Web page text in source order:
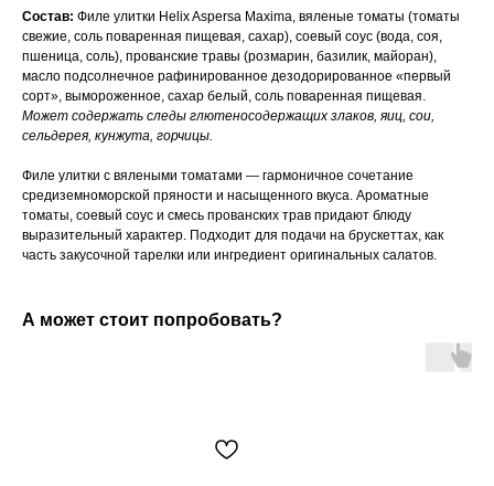
Состав: Филе улитки Helix Aspersa Maxima, вяленые томаты (томаты
свежие, соль поваренная пищевая, сахар), соевый соус (вода, соя,
пшеница, соль), прованские травы (розмарин, базилик, майоран),
масло подсолнечное рафинированное дезодорированное «первый
сорт», вымороженное, сахар белый, соль поваренная пищевая.
Может содержать следы глютеносодержащих злаков, яиц, сои,
сельдерея, кунжута, горчицы.
Филе улитки с вялеными томатами — гармоничное сочетание
средиземноморской пряности и насыщенного вкуса. Ароматные
томаты, соевый соус и смесь прованских трав придают блюду
выразительный характер. Подходит для подачи на брускеттах, как
часть закусочной тарелки или ингредиент оригинальных салатов.
А может стоит попробовать?